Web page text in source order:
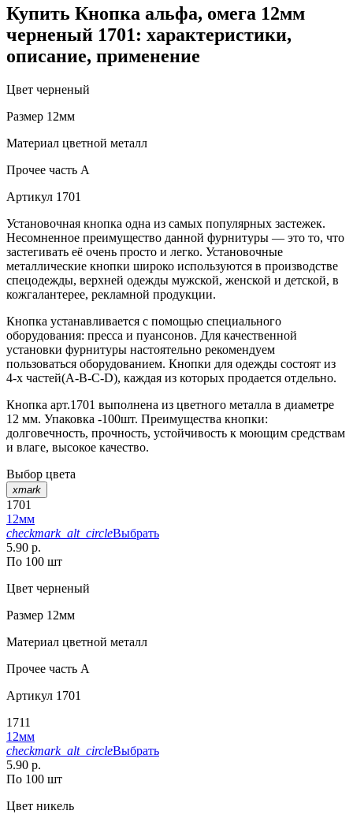
Купить Кнопка альфа, омега 12мм
черненый 1701: характеристики,
описание, применение
Цвет черненый
Размер 12мм
Материал цветной металл
Прочее часть A
Артикул 1701
Установочная кнопка одна из самых популярных застежек.
Несомненное преимущество данной фурнитуры — это то, что
застегивать её очень просто и легко. Установочные
металлические кнопки широко используются в производстве
спецодежды, верхней одежды мужской, женской и детской, в
кожгалантерее, рекламной продукции.
Кнопка устанавливается с помощью специального
оборудования: пресса и пуансонов. Для качественной
установки фурнитуры настоятельно рекомендуем
пользоваться оборудованием. Кнопки для одежды состоят из
4-х частей(А-В-С-D), каждая из которых продается отдельно.
Кнопка арт.1701 выполнена из цветного металла в диаметре
12 мм. Упаковка -100шт. Преимущества кнопки:
долговечность, прочность, устойчивость к моющим средствам
и влаге, высокое качество.
Выбор цвета
xmark
1701
12мм
checkmark_alt_circleВыбрать
5.90 р.
По 100 шт
Цвет черненый
Размер 12мм
Материал цветной металл
Прочее часть A
Артикул 1701
1711
12мм
checkmark_alt_circleВыбрать
5.90 р.
По 100 шт
Цвет никель